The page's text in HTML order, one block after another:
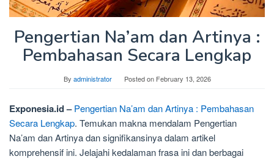
Pengertian Na’am dan Artinya :
Pembahasan Secara Lengkap
By administrator Posted on February 13, 2026
Exponesia.id – Pengertian Na’am dan Artinya : Pembahasan
Secara Lengkap. Temukan makna mendalam Pengertian
Na’am dan Artinya dan signifikansinya dalam artikel
komprehensif ini. Jelajahi kedalaman frasa ini dan berbagai